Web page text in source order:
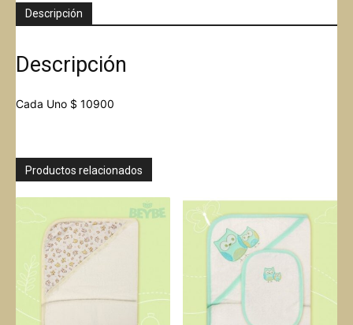
Descripción
Descripción
Cada Uno $ 10900
Productos relacionados